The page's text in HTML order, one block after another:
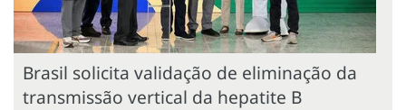
Brasil solicita validação de eliminação da
transmissão vertical da hepatite B